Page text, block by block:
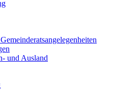
und Ausland